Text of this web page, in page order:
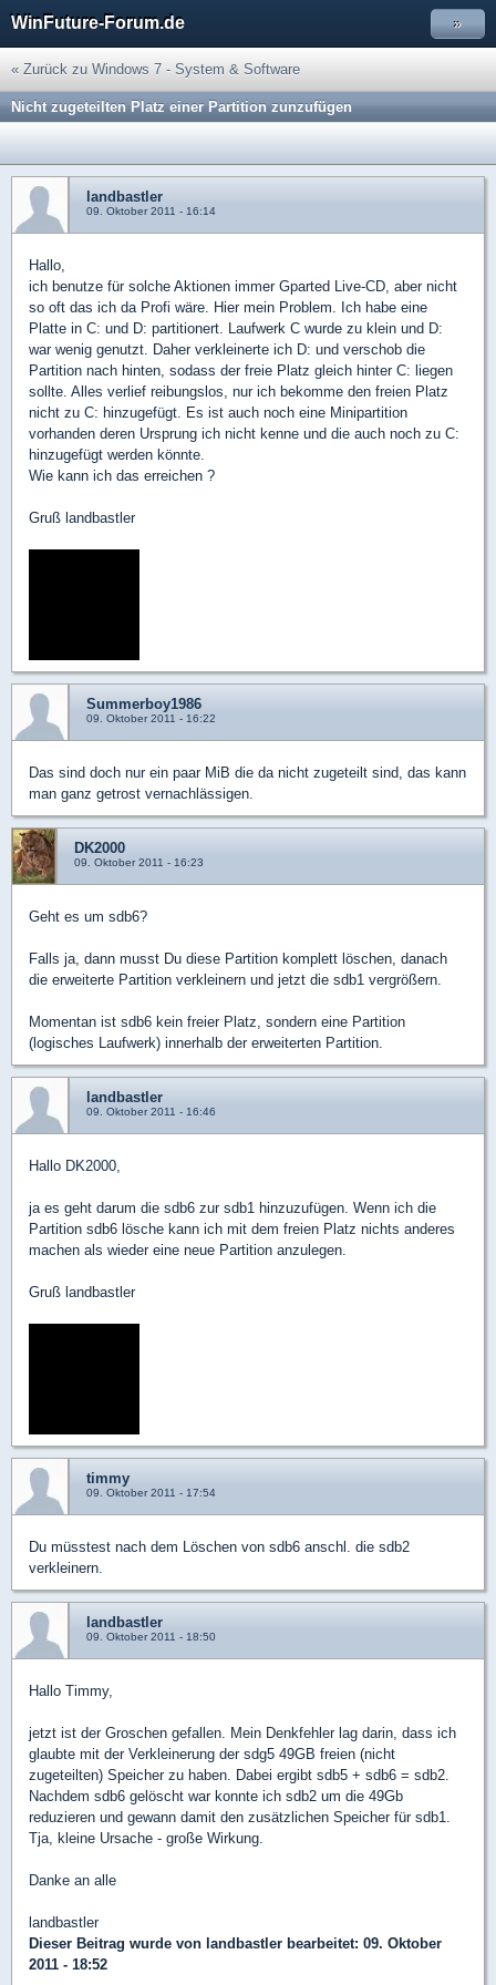
WinFuture-Forum.de »
« Zurück zu Windows 7 - System & Software
Nicht zugeteilten Platz einer Partition zunzufügen
landbastler
09. Oktober 2011 - 16:14
Hallo,
ich benutze für solche Aktionen immer Gparted Live-CD, aber nicht
so oft das ich da Profi wäre. Hier mein Problem. Ich habe eine
Platte in C: und D: partitionert. Laufwerk C wurde zu klein und D:
war wenig genutzt. Daher verkleinerte ich D: und verschob die
Partition nach hinten, sodass der freie Platz gleich hinter C: liegen
sollte. Alles verlief reibungslos, nur ich bekomme den freien Platz
nicht zu C: hinzugefügt. Es ist auch noch eine Minipartition
vorhanden deren Ursprung ich nicht kenne und die auch noch zu C:
hinzugefügt werden könnte.
Wie kann ich das erreichen ?
Gruß landbastler
Summerboy1986
09. Oktober 2011 - 16:22
Das sind doch nur ein paar MiB die da nicht zugeteilt sind, das kann
man ganz getrost vernachlässigen.
DK2000
09. Oktober 2011 - 16:23
Geht es um sdb6?
Falls ja, dann musst Du diese Partition komplett löschen, danach
die erweiterte Partition verkleinern und jetzt die sdb1 vergrößern.
Momentan ist sdb6 kein freier Platz, sondern eine Partition
(logisches Laufwerk) innerhalb der erweiterten Partition.
landbastler
09. Oktober 2011 - 16:46
Hallo DK2000,
ja es geht darum die sdb6 zur sdb1 hinzuzufügen. Wenn ich die
Partition sdb6 lösche kann ich mit dem freien Platz nichts anderes
machen als wieder eine neue Partition anzulegen.
Gruß landbastler
timmy
09. Oktober 2011 - 17:54
Du müsstest nach dem Löschen von sdb6 anschl. die sdb2
verkleinern.
landbastler
09. Oktober 2011 - 18:50
Hallo Timmy,
jetzt ist der Groschen gefallen. Mein Denkfehler lag darin, dass ich
glaubte mit der Verkleinerung der sdg5 49GB freien (nicht
zugeteilten) Speicher zu haben. Dabei ergibt sdb5 + sdb6 = sdb2.
Nachdem sdb6 gelöscht war konnte ich sdb2 um die 49Gb
reduzieren und gewann damit den zusätzlichen Speicher für sdb1.
Tja, kleine Ursache - große Wirkung.
Danke an alle
landbastler
Dieser Beitrag wurde von landbastler bearbeitet: 09. Oktober
2011 - 18:52